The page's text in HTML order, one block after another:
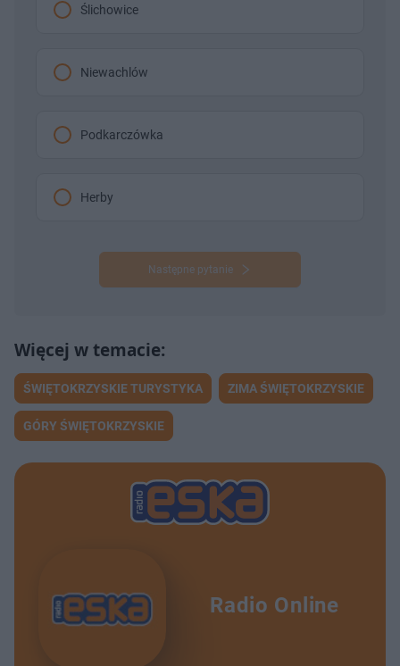
Ślichowice
Niewachlów
Podkarczówka
Herby
Następne pytanie
ŚWIĘTOKRZYSKIE TURYSTYKA ZIMA ŚWIĘTOKRZYSKIE
GÓRY ŚWIĘTOKRZYSKIE
Radio Online